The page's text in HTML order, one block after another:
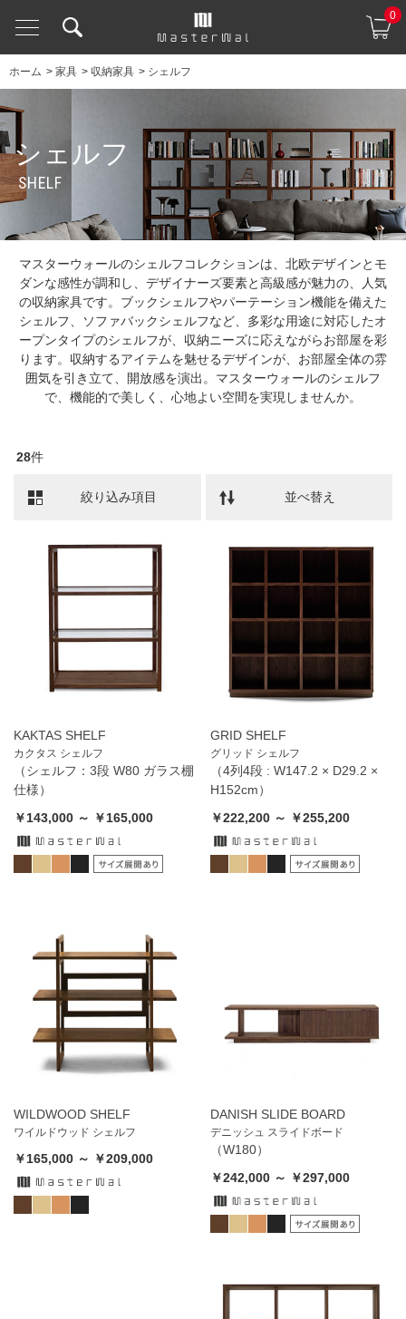
0
ホーム > 家具 > 収納家具 > シェルフ
シェルフ
SHELF
マスターウォールのシェルフコレクションは、北欧デザインとモ
ダンな感性が調和し、デザイナーズ要素と高級感が魅力の、人気
の収納家具です。ブックシェルフやパーテーション機能を備えた
シェルフ、ソファバックシェルフなど、多彩な用途に対応したオ
ープンタイプのシェルフが、収納ニーズに応えながらお部屋を彩
ります。収納するアイテムを魅せるデザインが、お部屋全体の雰
囲気を引き立て、開放感を演出。マスターウォールのシェルフ
で、機能的で美しく、心地よい空間を実現しませんか。
28件
絞り込み項目 並べ替え
KAKTAS SHELF
カクタス シェルフ
（シェルフ：3段 W80 ガラス棚
仕様）
￥143,000 ～ ￥165,000
GRID SHELF
グリッド シェルフ
（4列4段 : W147.2 × D29.2 ×
H152cm）
￥222,200 ～ ￥255,200
WILDWOOD SHELF
ワイルドウッド シェルフ
￥165,000 ～ ￥209,000
DANISH SLIDE BOARD
デニッシュ スライドボード
（W180）
￥242,000 ～ ￥297,000